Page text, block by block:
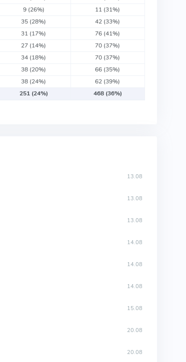
9 (26%) 11 (31%)
35 (28%) 42 (33%)
31 (17%) 76 (41%)
27 (14%) 70 (37%)
34 (18%) 70 (37%)
38 (20%) 66 (35%)
38 (24%) 62 (39%)
251 (24%) 468 (36%)
13.08
13.08
13.08
14.08
14.08
14.08
15.08
20.08
20.08